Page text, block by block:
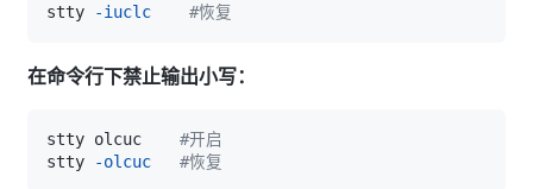
stty
-iuclc #恢复
在命令行下禁止输出小写：
stty olcuc #开启
stty
-olcuc #恢复